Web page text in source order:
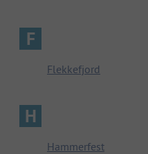
F
Flekkefjord
H
Hammerfest